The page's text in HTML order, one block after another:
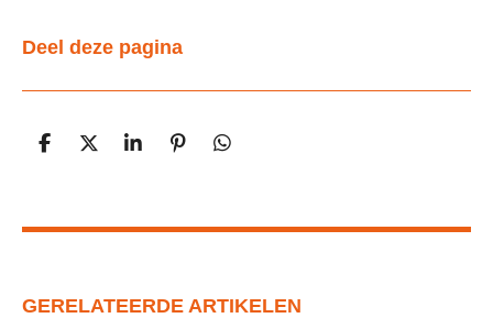
Deel deze pagina
D
n
D
S
e
P
e
D
n
GERELATEERDE ARTIKELEN